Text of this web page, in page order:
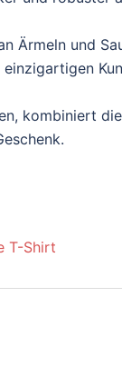
Ärmeln und
kombiniert
T-Shirt